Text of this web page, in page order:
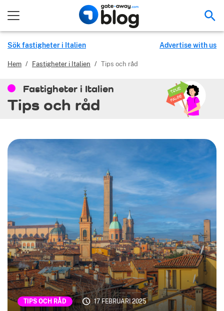
Sök fastigheter i Italien Advertise with us
Hem / Fastigheter i Italien / Tips och råd
Fastigheter i Italien
Tips och råd
TIPS OCH RÅD 17 FEBRUARI 2025